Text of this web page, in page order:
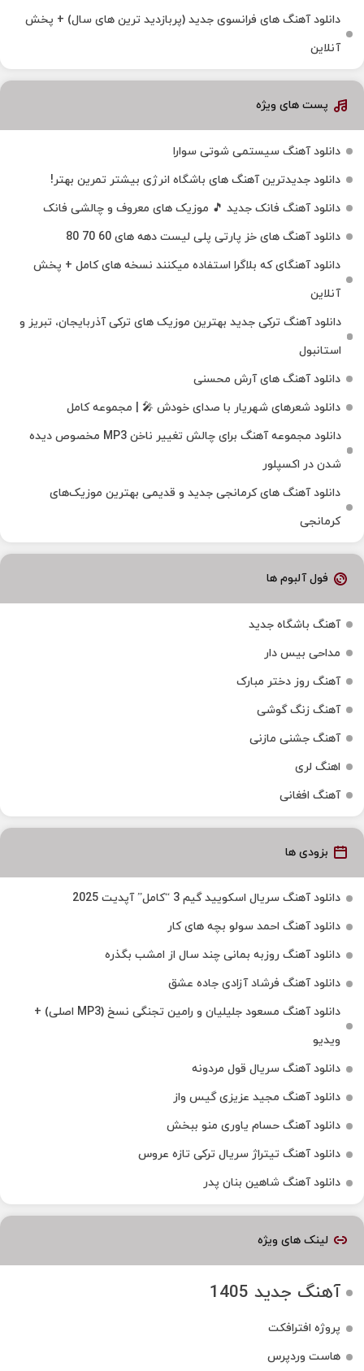
دانلود آهنگ های فرانسوی جدید (پربازدید ترین های سال) + پخش
آنلاین
پست های ویژه
دانلود آهنگ سیستمی شوتی سوارا
دانلود جدیدترین آهنگ‌ های باشگاه انرژی بیشتر تمرین بهتر!
دانلود آهنگ فانک جدید 🎵 موزیک‌ های معروف و چالشی فانک
دانلود آهنگ های خز پارتی پلی لیست دهه های 60 70 80
دانلود آهنگای که بلاگرا استفاده میکنند نسخه های کامل + پخش
آنلاین
دانلود آهنگ ترکی جدید بهترین موزیک‌ های ترکی آذربایجان، تبریز و
استانبول
دانلود آهنگ های آرش محسنی
دانلود شعرهای شهریار با صدای خودش 🎤 | مجموعه کامل
دانلود مجموعه آهنگ برای چالش تغییر ناخن MP3 مخصوص دیده
شدن در اکسپلور
دانلود آهنگ‌ های کرمانجی جدید و قدیمی بهترین موزیک‌های
کرمانجی
فول آلبوم ها
آهنگ باشگاه جدید
مداحی بیس دار
آهنگ روز دختر مبارک
آهنگ زنگ گوشی
آهنگ جشنی مازنی
اهنگ لری
آهنگ افغانی
بزودی ها
دانلود آهنگ سریال اسکویید گیم 3 “کامل” آپدیت 2025
دانلود آهنگ احمد سولو بچه های کار
دانلود آهنگ روزبه بمانی چند سال از امشب بگذره
دانلود آهنگ فرشاد آزادی جاده عشق
دانلود آهنگ مسعود جلیلیان و رامین تجنگی نسخ (MP3 اصلی) +
ویدیو
دانلود آهنگ سریال قول مردونه
دانلود آهنگ مجید عزیزی گیس واز
دانلود آهنگ حسام یاوری منو ببخش
دانلود آهنگ تیتراژ سریال ترکی تازه عروس
دانلود آهنگ شاهین بنان پدر
لینک های ویژه
آهنگ جدید 1405
پروژه افترافکت
هاست وردپرس